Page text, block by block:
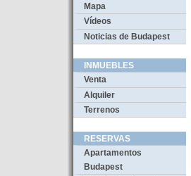
Mapa
Vídeos
Noticias de Budapest
INMUEBLES
Venta
Alquiler
Terrenos
RESERVAS
Apartamentos
Budapest